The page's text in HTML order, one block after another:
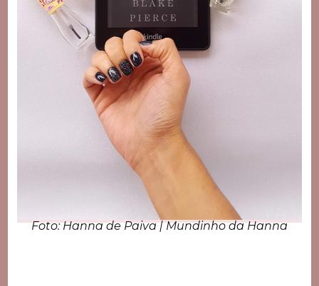
Foto: Hanna de Paiva | Mundinho da Hanna